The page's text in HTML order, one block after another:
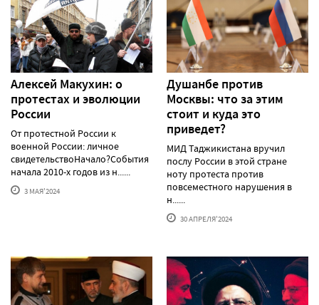
Алексей Макуxин: о
протестаx и эволюции
России
От протестной России к
военной России: личное
свидетельствоНачало?События
начала 2010-х годов из н......
3 МАЯ'2024
Душанбе против
Москвы: что за этим
стоит и куда это
приведет?
МИД Таджикистана вручил
послу России в этой стране
ноту протеста против
повсеместного нарушения в
н......
30 АПРЕЛЯ'2024